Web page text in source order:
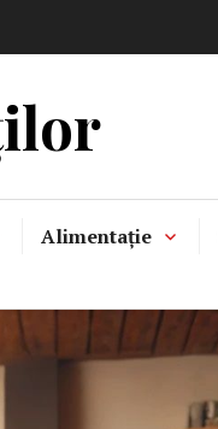
Alimentație